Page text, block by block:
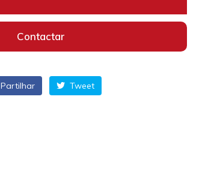
Contactar
Partilhar Tweet